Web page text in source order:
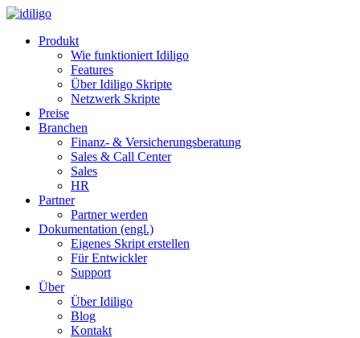
Produkt
Wie funktioniert Idiligo
Features
Über Idiligo Skripte
Netzwerk Skripte
Preise
Branchen
Finanz- & Versicherungsberatung
Sales & Call Center
Sales
HR
Partner
Partner werden
Dokumentation (engl.)
Eigenes Skript erstellen
Für Entwickler
Support
Über
Über Idiligo
Blog
Kontakt